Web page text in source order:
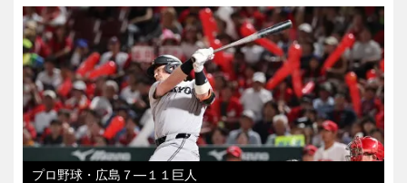
プロ野球・広島７―１１巨人